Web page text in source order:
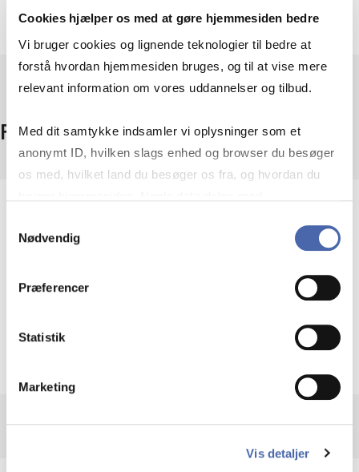
Cookies hjælper os med at gøre hjemmesiden bedre
Vi bruger cookies og lignende teknologier til bedre at
forstå hvordan hjemmesiden bruges, og til at vise mere
relevant information om vores uddannelser og tilbud.
Med dit samtykke indsamler vi oplysninger som et
anonymt ID, hvilken slags enhed og browser du besøger
os med, hvilket land du besøger os fra, og hvordan du
markedsføring. Du bestemmer selv - og kan altid trække
Nødvendig
Præferencer
Statistik
Marketing
Vis detaljer
Fakta
USA
Adgang
Udbyder